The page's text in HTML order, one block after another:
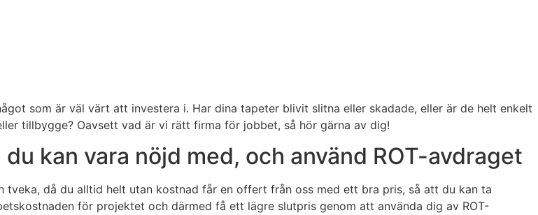
som är väl värt att investera i. Har dina tapeter blivit slitna eller skadade, eller är de helt enkelt
tillbygge? Oavsett vad är vi rätt firma för jobbet, så hör gärna av dig!
kan vara nöjd med, och använd ROT-avdraget
då du alltid helt utan kostnad får en offert från oss med ett bra pris, så att du kan ta
för projektet och därmed få ett lägre slutpris genom att använda dig av ROT-